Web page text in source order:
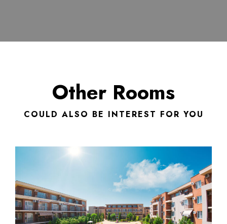
Other Rooms
COULD ALSO BE INTEREST FOR YOU